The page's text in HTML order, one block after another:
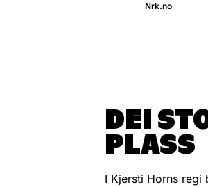
Nrk.no
DEI
PLASS
I Kjersti Horns regi